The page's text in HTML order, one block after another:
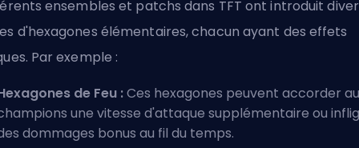
ensembles et patchs dans TFT ont introduit
d'hexagones élémentaires, chacun ayant des effets
Par exemple :
de Feu :Ces hexagones peuvent accorder
une vitesse d'attaque supplémentaire ou
dommages bonus au fil du temps.